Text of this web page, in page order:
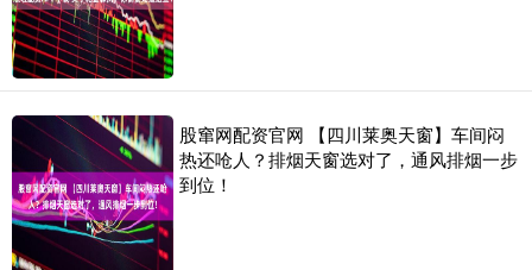
股窜网配资官网 【四川莱奥天窗】车间闷
热还呛人？排烟天窗选对了，通风排烟一步
到位！